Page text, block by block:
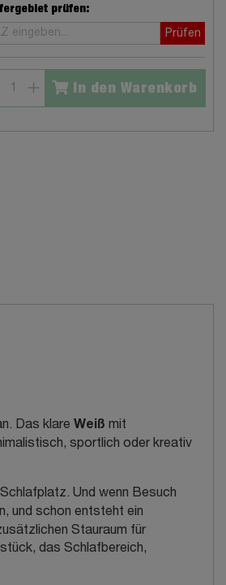
prüfen:
Prüfen
In den Warenkorb
Das klare Weiß mit
sportlich oder kreativ
Und wenn Besuch
und schon entsteht ein
Stauraum für
das Schlafbereich,